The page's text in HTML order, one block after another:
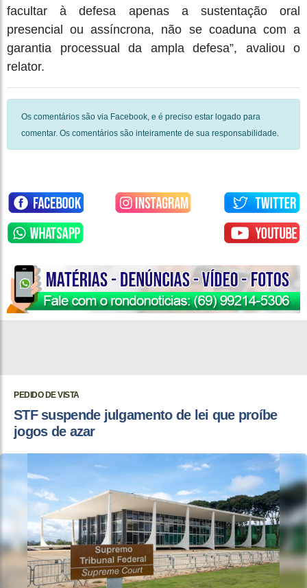
facultar à defesa apenas a sustentação oral
presencial ou assíncrona, não se coaduna com a
garantia processual da ampla defesa”, avaliou o
relator.
Os comentários são via Facebook, e é preciso estar logado para
comentar. Os comentários são inteiramente de sua responsabilidade.
PEDIDO DE VISTA
STF suspende julgamento de lei que proíbe
jogos de azar